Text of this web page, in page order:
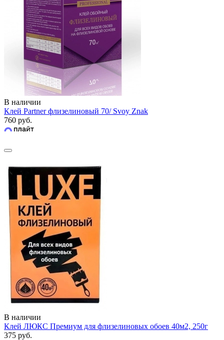
В наличии
Клей Partner флизелиновый 70/ Svoy Znak
760 руб.
В наличии
Клей ЛЮКС Премиум для флизелиновых обоев 40м2, 250г
375 руб.